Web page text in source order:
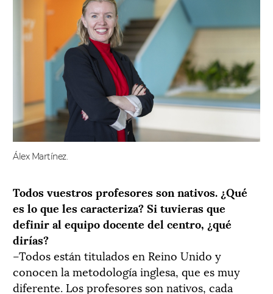
Álex Martínez.
Todos vuestros profesores son nativos. ¿Qué
es lo que les caracteriza? Si tuvieras que
definir al equipo docente del centro, ¿qué
dirías?
–Todos están titulados en Reino Unido y
conocen la metodología inglesa, que es muy
diferente. Los profesores son nativos, cada